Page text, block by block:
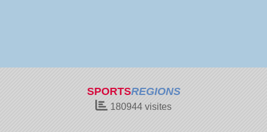
SPORTSREGIONS
180944 visites